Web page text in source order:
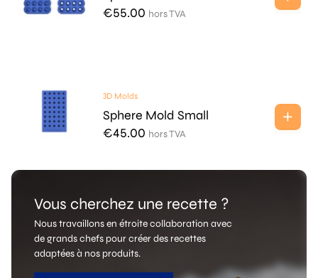
€55.00 hors TVA
3D Molds
Sphere Mold Small
€45.00 hors TVA
Vous cherchez une recette ?
Nous travaillons en étroite collaboration avec
de grands chefs pour créer des recettes
adaptées à nos produits.